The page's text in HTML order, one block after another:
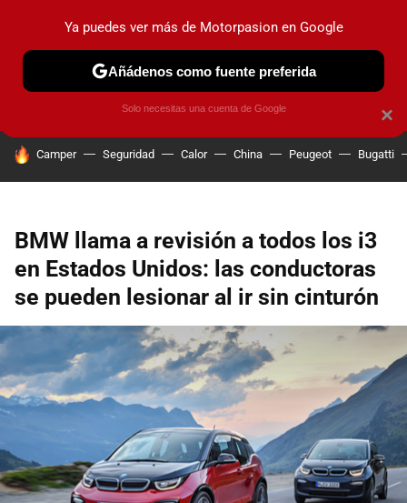
PRUEBAS COCHES ELÉCTRICOS OBSERVATORIO
HOY SE HABLA DE
Camper Seguridad Calor China Peugeot Bugatti
BMW llama a revisión a todos los i3
en Estados Unidos: las conductoras
se pueden lesionar al ir sin cinturón
×
Ya puedes ver más de Motorpasion en Google
Añádenos como fuente preferida
Solo necesitas una cuenta de Google